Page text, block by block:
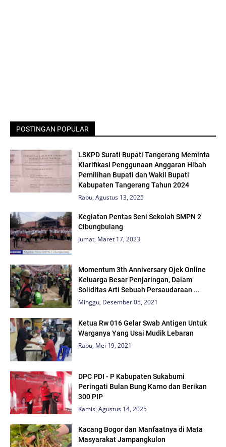
POSTINGAN POPULAR
LSKPD Surati Bupati Tangerang Meminta
Klarifikasi Penggunaan Anggaran Hibah
Pemilihan Bupati dan Wakil Bupati
Kabupaten Tangerang Tahun 2024
Rabu, Agustus 13, 2025
Kegiatan Pentas Seni Sekolah SMPN 2
Cibungbulang
Jumat, Maret 17, 2023
Momentum 3th Anniversary Ojek Online
Keluarga Besar Penjaringan, Dalam
Soliditas Arti Sebuah Persaudaraan ...
Minggu, Desember 05, 2021
Ketua Rw 016 Gelar Swab Antigen Untuk
Warganya Yang Usai Mudik Lebaran
Rabu, Mei 19, 2021
DPC PDI - P Kabupaten Sukabumi
Peringati Bulan Bung Karno dan Berikan
300 PIP
Kamis, Agustus 14, 2025
Kacang Bogor dan Manfaatnya di Mata
Masyarakat Jampangkulon